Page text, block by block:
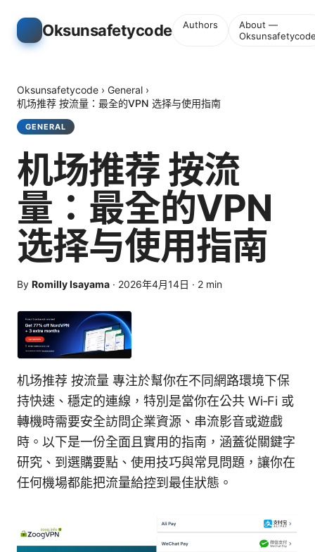
Oksunsafetycode Authors
About —
Oksunsafetycode › General ›
机场推荐 按流量：最全的VPN 选择与使用指南
GENERAL
机场推荐 按流
量：最全的VPN
选择与使用指南
By Romilly Isayama · 2026年4月14日 · 2 min
机场推荐 按流量 專注於幫你在不同網路環境下保
持快速、穩定的連線，特別是當你在公共 Wi‑Fi 或
轉機時需要安全訪問企業資源、串流影音或遊戲
時。以下是一份全面且實用的指南，涵蓋從關鍵字
研究、到選購要點、使用技巧與常見問題，讓你在
任何機場都能把流量給控到最佳狀態。